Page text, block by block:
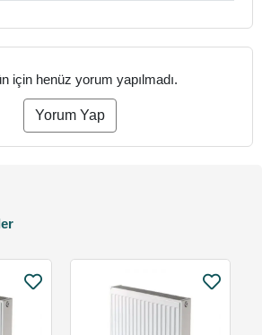
için henüz yorum yapılmadı.
Yorum Yap